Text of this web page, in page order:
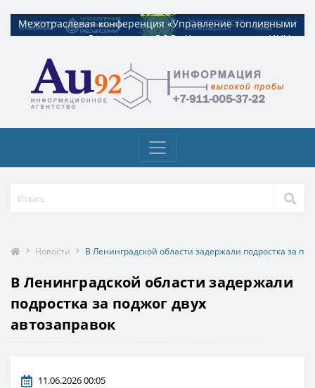
Межотраслевая конференция «Управление топливными
ресурсами». Организатор ООО «Квадрат ресурс» ИНН
Межотраслевая конференция «Управление топливными
ресурсами». Организатор ООО «Квадрат ресурс» ИНН
Новости В Ленинградской области задержали подростка за
В Ленинградской области задержали
подростка за поджог двух
автозаправок
11.06.2026 00:05